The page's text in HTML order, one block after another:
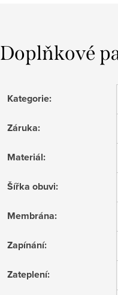
Doplňkové
Kategorie:
Záruka:
Materiál:
Šířka obuvi:
Membrána:
Zapínání:
Zateplení: